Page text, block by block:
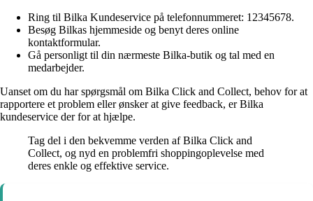
Ring til Bilka Kundeservice på telefonnummeret: 12345678.
Besøg Bilkas hjemmeside og benyt deres online
kontaktformular.
Gå personligt til din nærmeste Bilka-butik og tal med en
medarbejder.
Uanset om du har spørgsmål om Bilka Click and Collect, behov for at
rapportere et problem eller ønsker at give feedback, er Bilka
kundeservice der for at hjælpe.
Tag del i den bekvemme verden af Bilka Click and
Collect, og nyd en problemfri shoppingoplevelse med
deres enkle og effektive service.